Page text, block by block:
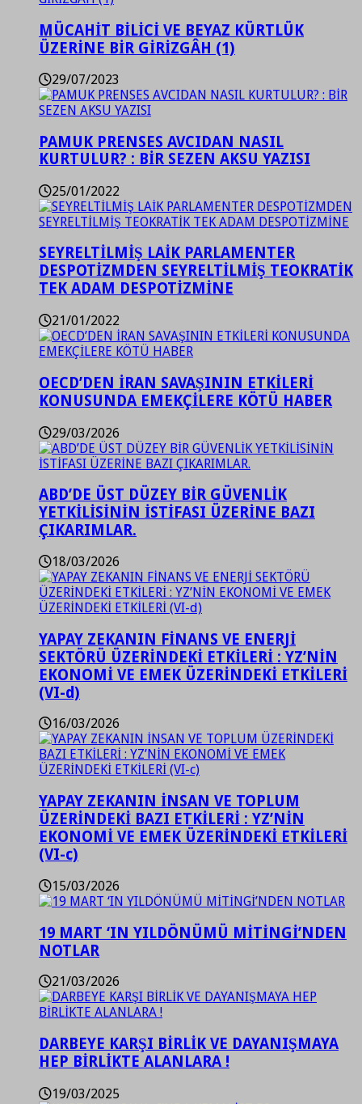
MÜCAHİT BİLİCİ VE BEYAZ KÜRTLÜK
ÜZERİNE BİR GİRİZGÂH (1)
29/07/2023
PAMUK PRENSES AVCIDAN NASIL
KURTULUR? : BİR SEZEN AKSU YAZISI
25/01/2022
SEYRELTİLMİŞ LAİK PARLAMENTER
DESPOTİZMDEN SEYRELTİLMİŞ TEOKRATİK
TEK ADAM DESPOTİZMİNE
21/01/2022
OECD’DEN İRAN SAVAŞININ ETKİLERİ
KONUSUNDA EMEKÇİLERE KÖTÜ HABER
29/03/2026
ABD’DE ÜST DÜZEY BİR GÜVENLİK
YETKİLİSİNİN İSTİFASI ÜZERİNE BAZI
ÇIKARIMLAR.
18/03/2026
YAPAY ZEKANIN FİNANS VE ENERJİ
SEKTÖRÜ ÜZERİNDEKİ ETKİLERİ : YZ’NİN
EKONOMİ VE EMEK ÜZERİNDEKİ ETKİLERİ
(VI-d)
16/03/2026
YAPAY ZEKANIN İNSAN VE TOPLUM
ÜZERİNDEKİ BAZI ETKİLERİ : YZ’NİN
EKONOMİ VE EMEK ÜZERİNDEKİ ETKİLERİ
(VI-c)
15/03/2026
19 MART ‘IN YILDÖNÜMÜ MİTİNGİ’NDEN
NOTLAR
21/03/2026
DARBEYE KARŞI BİRLİK VE DAYANIŞMAYA
HEP BİRLİKTE ALANLARA !
19/03/2025